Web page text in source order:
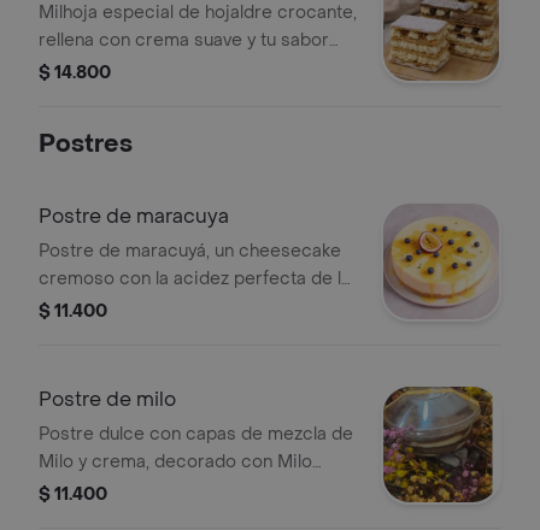
Milhoja especial de hojaldre crocante,
rellena con crema suave y tu sabor
favorito: arequipe, Nutella o
$ 14.800
Postres
Postre de maracuya
Postre de maracuyá, un cheesecake
cremoso con la acidez perfecta de la
fruta tropical.
$ 11.400
Postre de milo
Postre dulce con capas de mezcla de
Milo y crema, decorado con Milo
tradicional.
$ 11.400